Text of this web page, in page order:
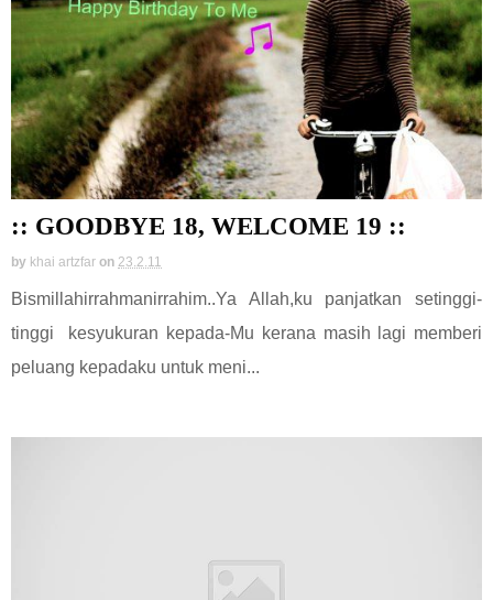
:: GOODBYE 18, WELCOME 19 ::
by khai artzfar on 23.2.11
Bismillahirrahmanirrahim..Ya Allah,ku panjatkan setinggi-
tinggi kesyukuran kepada-Mu kerana masih lagi memberi
peluang kepadaku untuk meni...